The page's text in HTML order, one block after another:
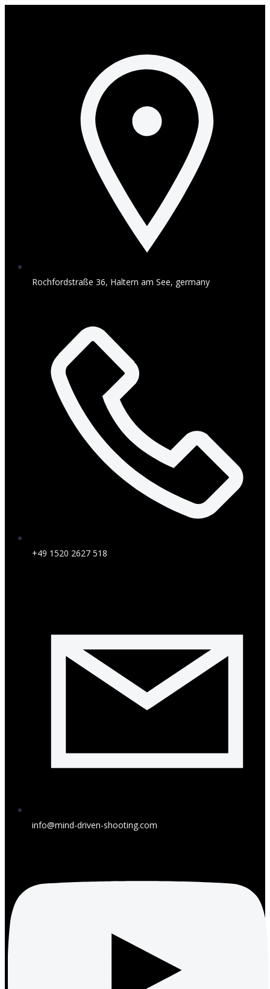
Rochfordstraße 36, Haltern am See, germany
+49 1520 2627 518
info@mind-driven-shooting.com